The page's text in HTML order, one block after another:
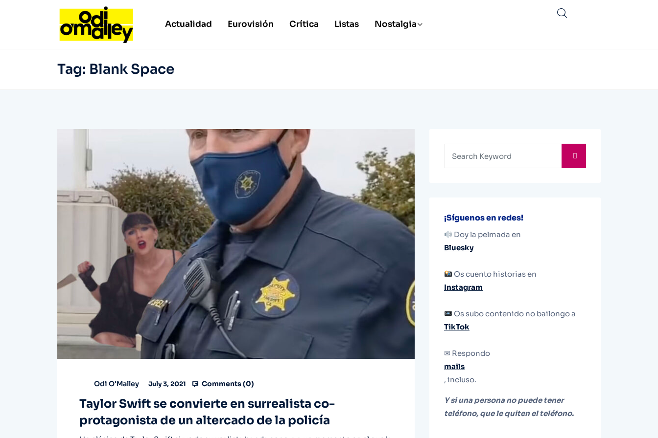
Actualidad Eurovisión Crítica Listas Nostalgia
Tag: Blank Space
Odi O'Malley July 3, 2021 Comments (0)
Taylor Swift se convierte en surrealista co-
protagonista de un altercado de la policía
¡Síguenos en redes!
Doy la pelmada en
Bluesky
Os cuento historias en
Instagram
Os subo contenido no bailongo a
TikTok
✉ Respondo
mails
, incluso.
Y si una persona no puede tener
teléfono, que le quiten el teléfono.